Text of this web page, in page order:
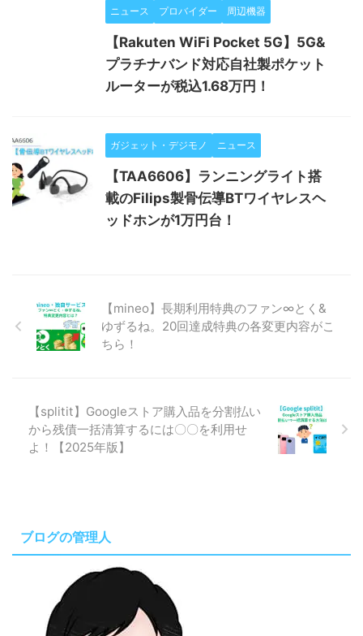
ニュース プロバイダー 周辺機器
【Rakuten WiFi Pocket 5G】5G&
プラチナバンド対応自社製ポケット
ルーターが税込1.68万円！
ガジェット・デジモノ ニュース
【TAA6606】ランニングライト搭
載のFilips製骨伝導BTワイヤレスヘ
ッドホンが1万円台！
【mineo】長期利用特典のファン∞とく&
ゆずるね。20回達成特典の各変更内容がこ
ちら！
【splitit】Googleストア購入品を分割払い
から残債一括清算するには〇〇を利用せ
よ！【2025年版】
ブログの管理人